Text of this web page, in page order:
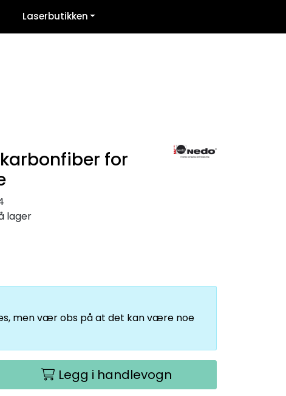
Laserbutikken
for
lager
men vær obs på at det kan være noe
Legg i handlevogn